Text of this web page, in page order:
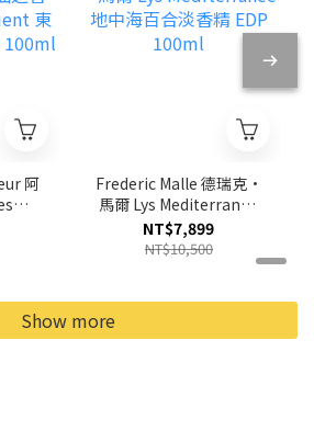
阿
香
裝
Frederic Malle 德瑞克·
馬爾 Lys Mediterranee
地中海百合淡香精 EDP
100ml
NT$7,899
NT$10,500
Show more